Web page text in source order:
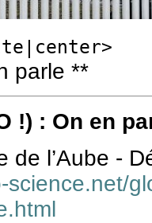
parle **
!) : On en
de l’Aube -
science.net/